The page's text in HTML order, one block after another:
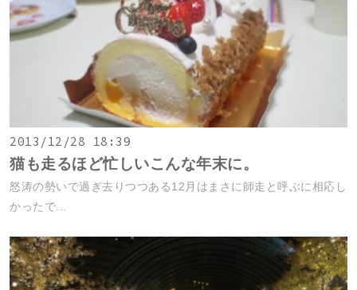
2013/12/28 18:39
猫も走るほど忙しいこんな年末に。
怒涛の勢いで過ぎ去りつつある12月はまさに師走と呼ぶに相応し
かったで...